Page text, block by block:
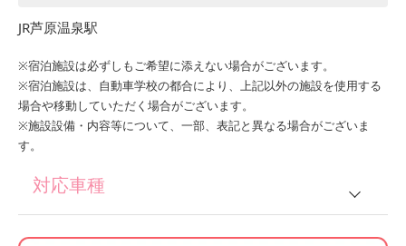
JR芦原温泉駅
※宿泊施設は必ずしもご希望に添えない場合がございます。
※宿泊施設は、自動車学校の都合により、上記以外の施設を使用する
場合や移動していただく場合がございます。
※施設設備・内容等について、一部、表記と異なる場合がございま
す。
対応車種
普通車